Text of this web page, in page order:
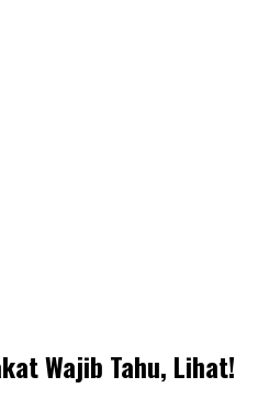
Wajib Tahu, Lihat!